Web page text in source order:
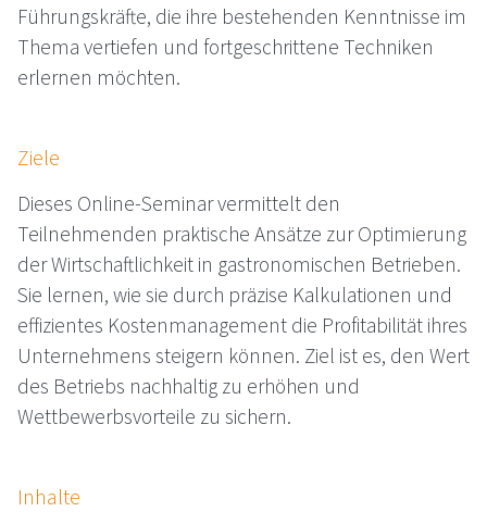
Führungskräfte, die ihre bestehenden Kenntnisse im
Thema vertiefen und fortgeschrittene Techniken
erlernen möchten.
Ziele
Dieses Online-Seminar vermittelt den
Teilnehmenden praktische Ansätze zur Optimierung
der Wirtschaftlichkeit in gastronomischen Betrieben.
Sie lernen, wie sie durch präzise Kalkulationen und
effizientes Kostenmanagement die Profitabilität ihres
Unternehmens steigern können. Ziel ist es, den Wert
des Betriebs nachhaltig zu erhöhen und
Wettbewerbsvorteile zu sichern.
Inhalte